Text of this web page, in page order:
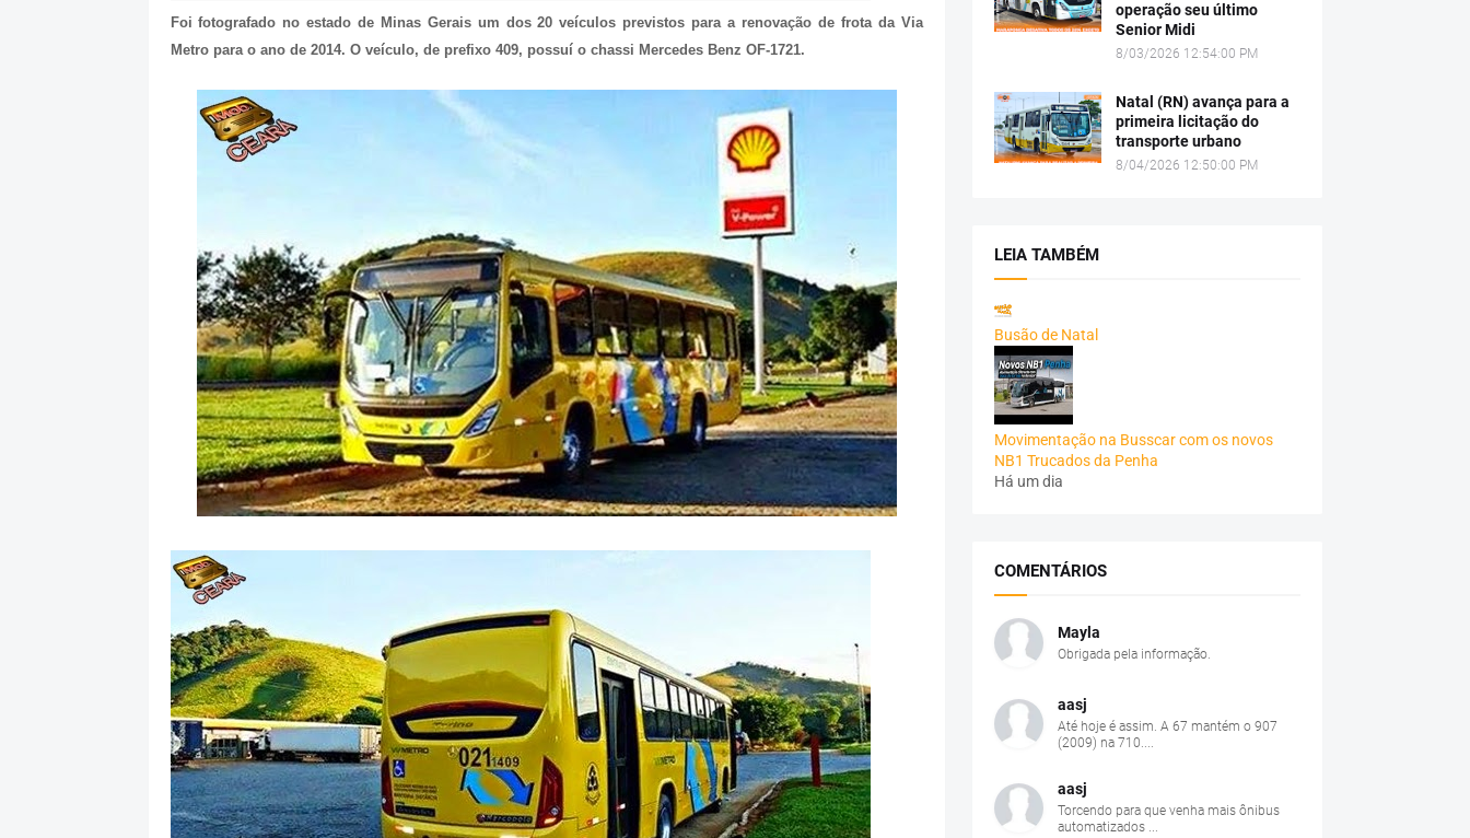
Foi fotografado no estado de Minas Gerais um dos 20 veículos previstos para a renovação de frota da Via
Metro para o ano de 2014. O veículo, de prefixo 409, possuí o chassi Mercedes Benz OF-1721.
operação seu último
Senior Midi
8/03/2026 12:54:00 PM
Natal (RN) avança para a
primeira licitação do
transporte urbano
8/04/2026 12:50:00 PM
LEIA TAMBÉM
Busão de Natal
Movimentação na Busscar com os novos
NB1 Trucados da Penha
Há um dia
COMENTÁRIOS
Mayla
Obrigada pela informação.
aasj
Até hoje é assim. A 67 mantém o 907
(2009) na 710....
aasj
Torcendo para que venha mais ônibus
automatizados ...